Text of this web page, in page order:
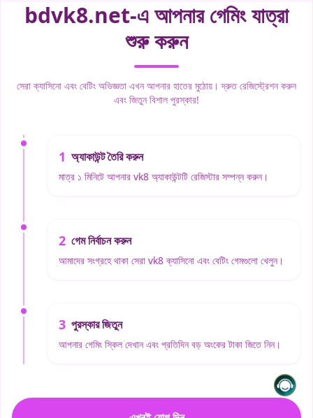
bdvk8.net-এ আপনার গেমিং যাত্রা
শুরু করুন
সেরা ক্যাসিনো এবং বেটিং অভিজ্ঞতা এখন আপনার হাতের মুঠোয়। দ্রুত রেজিস্ট্রেশন করুন
এবং জিতুন বিশাল পুরস্কার!
1 অ্যাকাউন্ট তৈরি করুন
মাত্র ১ মিনিটে আপনার vk8 অ্যাকাউন্টটি রেজিস্টার সম্পন্ন করুন।
2 গেম নির্বাচন করুন
আমাদের সংগ্রহে থাকা সেরা vk8 ক্যাসিনো এবং বেটিং গেমগুলো খেলুন।
3 পুরস্কার জিতুন
আপনার গেমিং স্কিল দেখান এবং প্রতিদিন বড় অংকের টাকা জিতে নিন।